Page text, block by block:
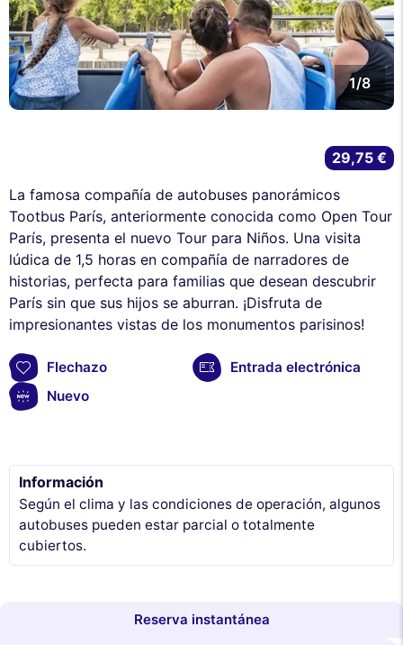
1/8
La famosa compañía de autobuses panorámicos
Tootbus París, anteriormente conocida como Open Tour
París, presenta el nuevo Tour para Niños. Una visita
lúdica de 1,5 horas en compañía de narradores de
historias, perfecta para familias que desean descubrir
París sin que sus hijos se aburran. ¡Disfruta de
impresionantes vistas de los monumentos parisinos!
Flechazo
Entrada electrónica
Nuevo
29,75 €
Información
Según el clima y las condiciones de operación, algunos
autobuses pueden estar parcial o totalmente
cubiertos.
Reserva instantánea